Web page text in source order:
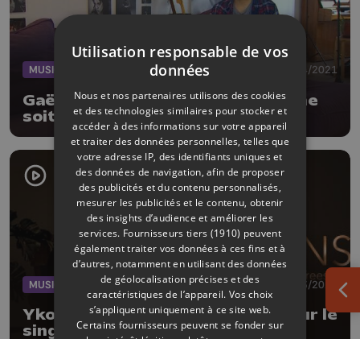
MUSIQUE 03/04/2021
Gaëtan Streel : "A moins que ce ne
soit l'hiver"
MUSIQUE 06/03/2021
Ykons : clip et court-métrage pour le
single SéquoÍ¯oa Trees
Utilisation responsable de vos
données
Nous et nos partenaires utilisons des cookies
et des technologies similaires pour stocker et
accéder à des informations sur votre appareil
et traiter des données personnelles, telles que
votre adresse IP, des identifiants uniques et
des données de navigation, afin de proposer
des publicités et du contenu personnalisés,
mesurer les publicités et le contenu, obtenir
des insights d’audience et améliorer les
services. Fournisseurs tiers (1910) peuvent
également traiter vos données à ces fins et à
d’autres, notamment en utilisant des données
de géolocalisation précises et des
caractéristiques de l’appareil. Vos choix
s’appliquent uniquement à ce site web.
Certains fournisseurs peuvent se fonder sur